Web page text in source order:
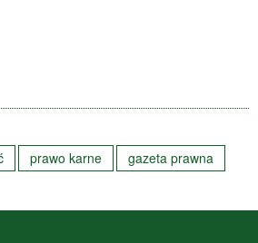
prawo karne gazeta prawna